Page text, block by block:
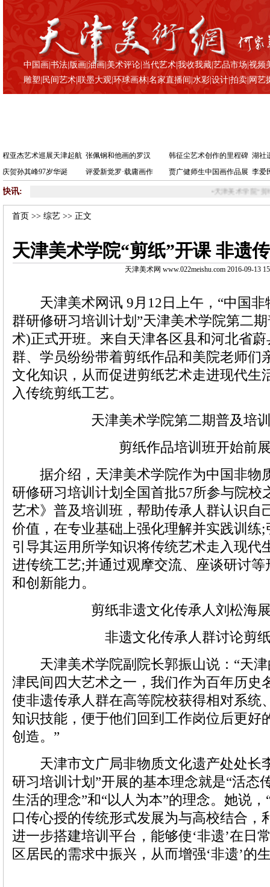
中国画 |书法 版画 |油画 |美术评论 当代艺术 |我收我藏 |艺品市场 |视频
雕塑 民间艺术 |联墨大观 |环球画林 |名家直播间 |水彩 |设计 |拍卖 网艺
程亚杰艺术巡展天津起航 张佩钢和他画的罗汉 韩征尘艺术创作的里程碑 湖社
庆贺孙其峰97岁华诞
评爱新觉罗·载庸画作 贾广健师生中国画作品展 李爱
快讯: 天津美术学院“剪纸”开
首页 >>综艺 >> 正文
天津美术学院“剪纸”开课 非遗
天津美术网 www.022meishu.com 2016-09-13
天津美术网讯 9月12日上午，“中国非
群研修研习培训计划”天津美术学院第二
术)正式开班。来自天津各区县和河北省
群、学员纷纷带着剪纸作品和美院老师们
文化知识，从而促进剪纸艺术走进现代生
入传统剪纸工艺。
天津美术学院第二期普及培
剪纸作品培训班开始前
据介绍，天津美术学院作为中国非物
研修研习培训计划全国首批57所参与院校
艺术》普及培训班，帮助传承人群认识自
价值，在专业基础上强化理解并实践训练
引导其运用所学知识将传统艺术走入现代
进传统工艺;并通过观摩交流、座谈研讨
和创新能力。
剪纸非遗文化传承人刘松海
非遗文化传承人群讨论剪
天津美术学院副院长郭振山说：“天津
津民间四大艺术之一，我们作为百年历史
使非遗传承人群在高等院校获得相对系统
知识技能，便于他们回到工作岗位后更好
创造。”
天津市文广局非物质文化遗产处处长
研习培训计划”开展的基本理念就是“活态
生活的理念”和“以人为本”的理念。她说
口传心授的传统形式发展为与高校结合，
进一步搭建培训平台，能够使‘非遗’在日
区居民的需求中振兴，从而增强‘非遗’的